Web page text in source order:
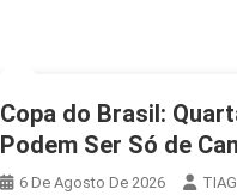
Copa do Brasil:
Podem Ser Só de
6 De Agosto De 2026